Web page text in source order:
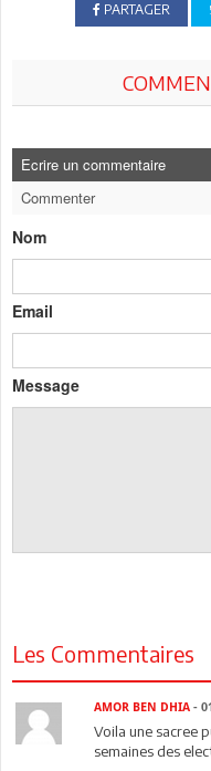
PARTAGER
Ecrire un commentaire
Commenter
Nom
Email
Message
Les Commentaires
AMOR BEN DHIA -
Voila une sacree
semaines des